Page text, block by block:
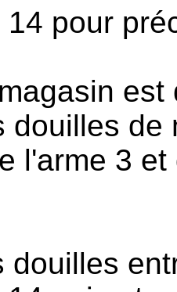
14 pour
douilles de
l'arme 3
douilles